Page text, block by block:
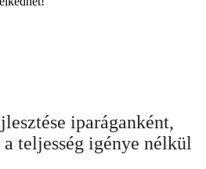
iparáganként,
teljesség igénye nélkül